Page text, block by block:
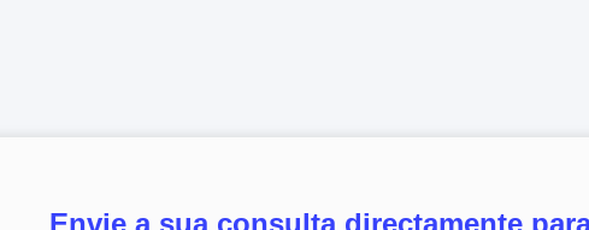
Envie a sua consulta directamente